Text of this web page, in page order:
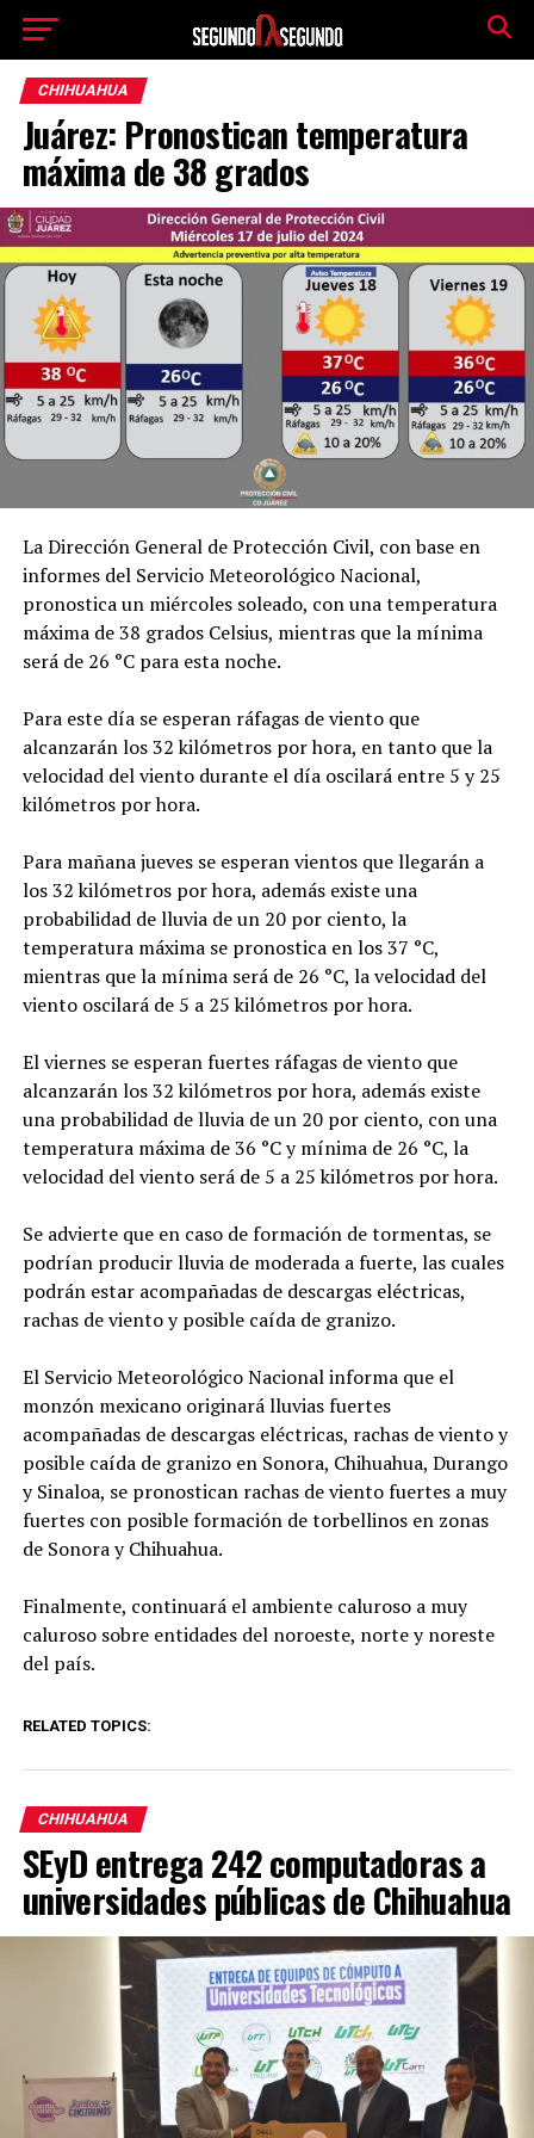
CHIHUAHUA
Juárez: Pronostican temperatura
máxima de 38 grados
La Dirección General de Protección Civil, con base en
informes del Servicio Meteorológico Nacional,
pronostica un miércoles soleado, con una temperatura
máxima de 38 grados Celsius, mientras que la mínima
será de 26 °C para esta noche.
Para este día se esperan ráfagas de viento que
alcanzarán los 32 kilómetros por hora, en tanto que la
velocidad del viento durante el día oscilará entre 5 y 25
kilómetros por hora.
Para mañana jueves se esperan vientos que llegarán a
los 32 kilómetros por hora, además existe una
probabilidad de lluvia de un 20 por ciento, la
temperatura máxima se pronostica en los 37 °C,
mientras que la mínima será de 26 °C, la velocidad del
viento oscilará de 5 a 25 kilómetros por hora.
El viernes se esperan fuertes ráfagas de viento que
alcanzarán los 32 kilómetros por hora, además existe
una probabilidad de lluvia de un 20 por ciento, con una
temperatura máxima de 36 °C y mínima de 26 °C, la
velocidad del viento será de 5 a 25 kilómetros por hora.
Se advierte que en caso de formación de tormentas, se
podrían producir lluvia de moderada a fuerte, las cuales
podrán estar acompañadas de descargas eléctricas,
rachas de viento y posible caída de granizo.
El Servicio Meteorológico Nacional informa que el
monzón mexicano originará lluvias fuertes
acompañadas de descargas eléctricas, rachas de viento y
posible caída de granizo en Sonora, Chihuahua, Durango
y Sinaloa, se pronostican rachas de viento fuertes a muy
fuertes con posible formación de torbellinos en zonas
de Sonora y Chihuahua.
Finalmente, continuará el ambiente caluroso a muy
caluroso sobre entidades del noroeste, norte y noreste
del país.
RELATED TOPICS:
CHIHUAHUA
SEyD entrega 242 computadoras a
universidades públicas de Chihuahua